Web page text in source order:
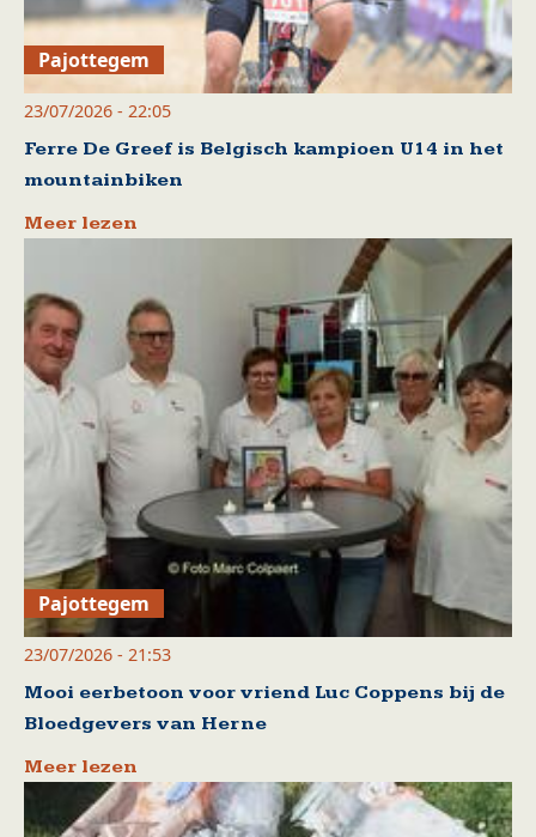
Pajottegem
23/07/2026 - 22:05
Ferre De Greef is Belgisch kampioen U14 in het
mountainbiken
Meer lezen
Pajottegem
23/07/2026 - 21:53
Mooi eerbetoon voor vriend Luc Coppens bij de
Bloedgevers van Herne
Meer lezen